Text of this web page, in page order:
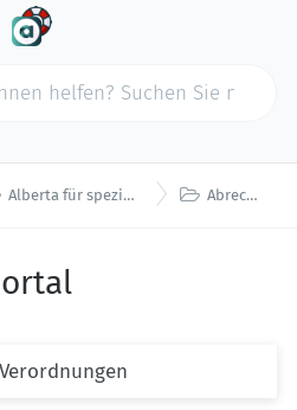
Alberta für spezialisierte Leistungserbringer  Abrechnungsportal